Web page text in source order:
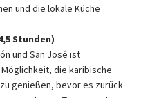
und die lokale Küche
Stunden)
und San José ist
die karibische
genießen, bevor es zurück